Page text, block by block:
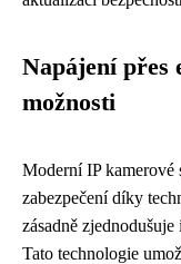
Napájení přes
možnosti
Moderní IP kamerové
zabezpečení díky
zásadně
Tato technologie